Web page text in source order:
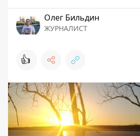
Олег Бильдин
ЖУРНАЛИСТ
👍